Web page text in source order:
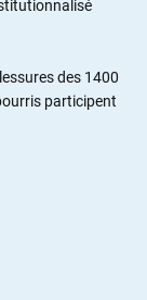
des 1400
participent